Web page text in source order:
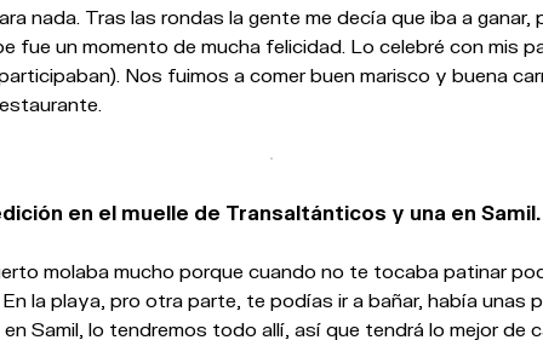
nada. Tras las rondas la gente me decía que iba a
fue un momento de mucha felicidad. Lo celebré con mis
Nos fuimos a comer buen marisco y buena
en el muelle de Transaltánticos y una en
molaba mucho porque cuando no te tocaba patinar
la playa, pro otra parte, te podías ir a bañar, había unas
Samil, lo tendremos todo allí, así que tendrá lo mejor de